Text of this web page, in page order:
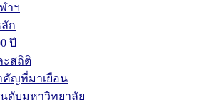
าฯ
ก
ปี
ะสถิติ
ญที่มาเยือน
ดับมหาวิทยาลัย